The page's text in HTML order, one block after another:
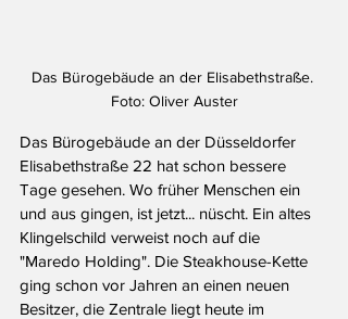
Das Bürogebäude an der Elisabethstraße.
Foto: Oliver Auster
Das Bürogebäude an der Düsseldorfer
Elisabethstraße 22 hat schon bessere
Tage gesehen. Wo früher Menschen ein
und aus gingen, ist jetzt... nüscht. Ein altes
Klingelschild verweist noch auf die
"Maredo Holding". Die Steakhouse-Kette
ging schon vor Jahren an einen neuen
Besitzer, die Zentrale liegt heute im